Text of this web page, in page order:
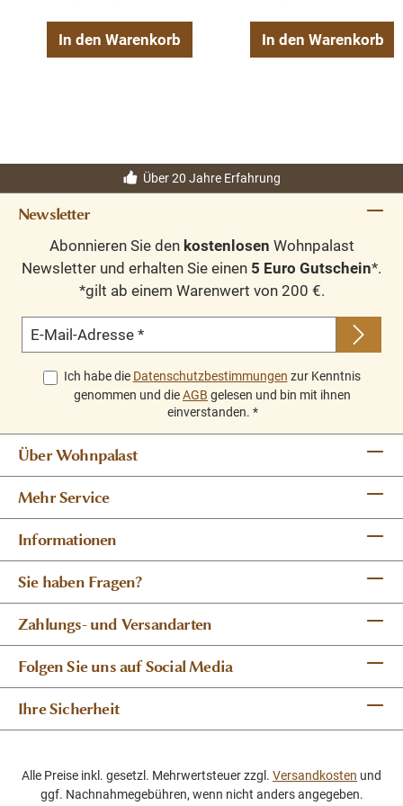
In den Warenkorb In den Warenkorb
Über 20 Jahre Erfahrung
Newsletter
Abonnieren Sie den kostenlosen Wohnpalast
Newsletter und erhalten Sie einen 5 Euro Gutschein*.
*gilt ab einem Warenwert von 200 €.
E-Mail-Adresse *
Ich habe die Datenschutzbestimmungen zur Kenntnis
genommen und dieAGB gelesen und bin mit ihnen
einverstanden. *
Über Wohnpalast
Mehr Service
Informationen
Sie haben Fragen?
Zahlungs- und Versandarten
Folgen Sie uns auf Social Media
Ihre Sicherheit
Alle Preise inkl. gesetzl. Mehrwertsteuer zzgl. Versandkosten und
ggf. Nachnahmegebühren, wenn nicht anders angegeben.